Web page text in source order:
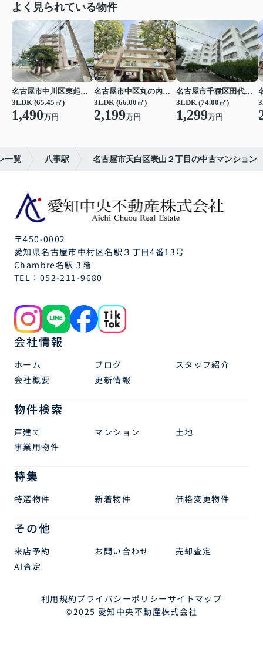
よく見られている物件
名古屋市中川区東起町２丁目
3LDK (65.45㎡)
1,490万円
名古屋市中区丸の内３丁目
3LDK (66.00㎡)
2,199万円
名古屋市千種区田代町字四観音道西
3LDK (74.00㎡)
1,299万円
一覧 八事駅 名古屋市天白区表山２丁目の中古マンション
〒450-0002
愛知県名古屋市中村区名駅３丁目4番13号
Chambre名駅 3階
TEL： 052-211-9680
会社情報
ホーム ブログ
スタッフ紹介
会社概要
更新情報
物件検索
戸建て マンション
土地
事業用物件
特集
特選物件 新着物件 価格変更物件
その他
来店予約 お問い合わせ
売却査定
AI査定
利用規約プライバシーポリシーサイトマップ
©2025 愛知中央不動産株式会社